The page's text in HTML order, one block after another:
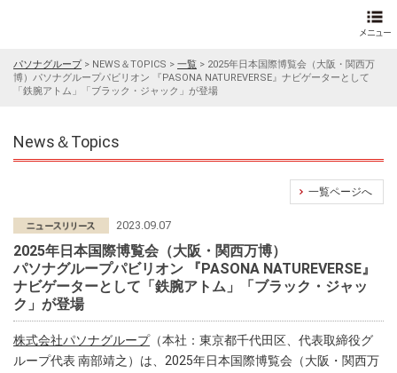
パソナグループ> NEWS＆TOPICS > 一覧 > 2025年日本国際博覧会（大阪・関西万
博）パソナグループパビリオン 『PASONA NATUREVERSE』ナビゲーターとして
「鉄腕アトム」「ブラック・ジャック」が登場
News＆Topics
一覧ページへ
2023.09.07
2025年日本国際博覧会（大阪・関西万博）
パソナグループパビリオン 『PASONA NATUREVERSE』
ナビゲーターとして「鉄腕アトム」「ブラック・ジャッ
ク」が登場
株式会社パソナグループ（本社：東京都千代田区、代表取締役グ
ループ代表 南部靖之）は、2025年日本国際博覧会（大阪・関西万